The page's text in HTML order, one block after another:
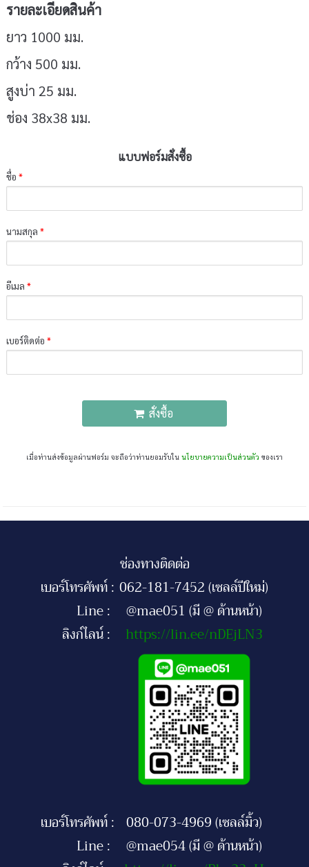
รายละเอียดสินค้า
ยาว 1000 มม.
กว้าง 500 มม.
สูงบ่า 25 มม.
ช่อง 38x38 มม.
แบบฟอร์มสั่งซื้อ
ชื่อ*
นามสกุล*
อีเมล*
เบอร์ติดต่อ*
สั่งซื้อ
เมื่อท่านส่งข้อมูลผ่านฟอร์ม จะถือว่าท่านยอมรับใน นโยบายความเป็นส่วนตัว ของเรา
ช่องทางติดต่อ
เบอร์โทรศัพท์ : 062-181-7452 (เซลล์ปีใหม่)
Line :
@mae051 (มี @ ด้านหน้า)
ลิงก์ไลน์ :
https://lin.ee/nDEjLN3
เบอร์โทรศัพท์ : 080-073-4969 (เซลล์มิ้ว)
Line :
@mae054 (มี @ ด้านหน้า)